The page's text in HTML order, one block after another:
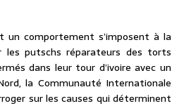
un comportement s’imposent à la
les putschs réparateurs des torts
dans leur tour d’ivoire avec un
la Communauté Internationale
sur les causes qui déterminent